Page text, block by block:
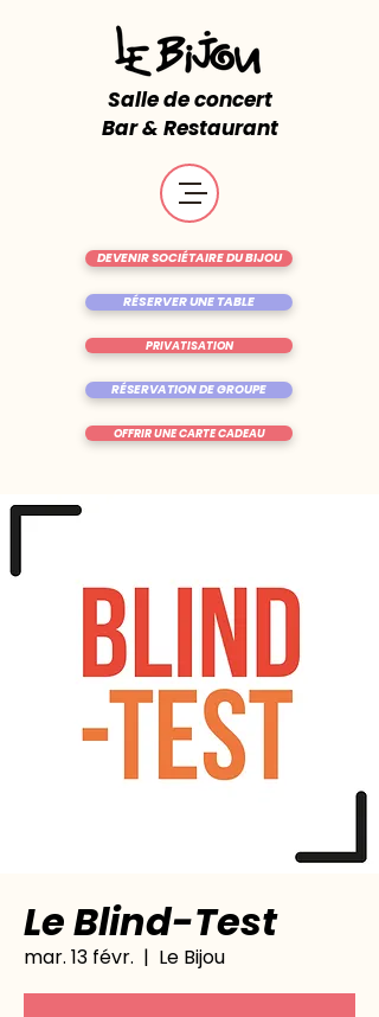
Salle de concert
Bar & Restaurant
RÉSERVER UNE TABLE
OFFRIR UNE CARTE CADEAU
DEVENIR SOCIÉTAIRE DU BIJOU
RÉSERVATION DE GROUPE
PRIVATISATION
Le Blind-Test
mar. 13 févr.
  |
Le Bijou